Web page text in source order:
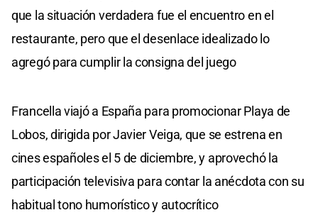
que la situación verdadera fue el encuentro en el
restaurante, pero que el desenlace idealizado lo
agregó para cumplir la consigna del juego
Francella viajó a España para promocionar Playa de
Lobos, dirigida por Javier Veiga, que se estrena en
cines españoles el 5 de diciembre, y aprovechó la
participación televisiva para contar la anécdota con su
habitual tono humorístico y autocrítico